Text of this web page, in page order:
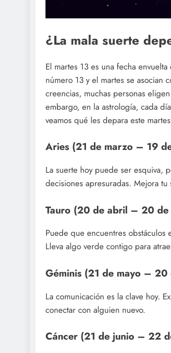
¿La mala suerte
El martes 13 es una fecha
número 13 y el martes se asocian
creencias, muchas personas
embargo, en la astrología, cada
veamos qué les depara este
Aries (21 de marzo – 19
La suerte hoy puede ser esquiva,
decisiones apresuradas. Mejora
Tauro (20 de abril – 20 de
Puede que encuentres
Lleva algo verde contigo para
Géminis (21 de mayo – 20
La comunicación es la clave hoy.
conectar con alguien nuevo.
Cáncer (21 de junio – 22